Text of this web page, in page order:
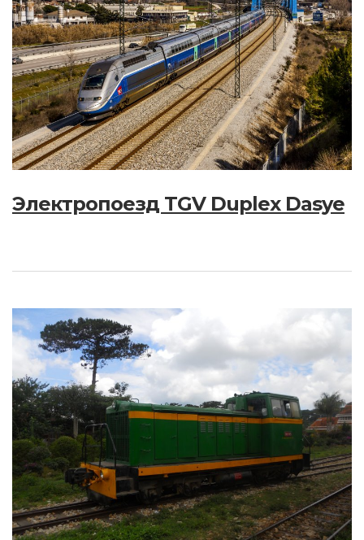
Электропоезд TGV Duplex Dasye